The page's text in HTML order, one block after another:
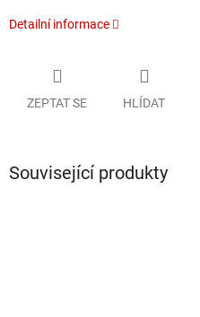
Detailní informace
ZEPTAT SE HLÍDAT
Související produkty